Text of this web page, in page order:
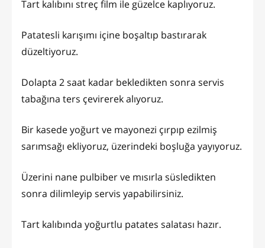
Tart kalıbını streç film ile güzelce kaplıyoruz.
Patatesli karışımı içine boşaltıp bastırarak
düzeltiyoruz.
Dolapta 2 saat kadar bekledikten sonra servis
tabağına ters çevirerek alıyoruz.
Bir kasede yoğurt ve mayonezi çırpıp ezilmiş
sarımsağı ekliyoruz, üzerindeki boşluğa yayıyoruz.
Üzerini nane pulbiber ve mısırla süsledikten
sonra dilimleyip servis yapabilirsiniz.
Tart kalıbında yoğurtlu patates salatası hazır.